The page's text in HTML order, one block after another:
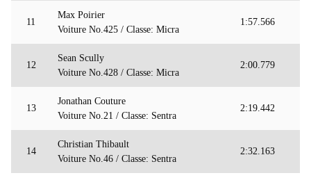
11
Max Poirier
Voiture No.425 / Classe: Micra
1:57.566
12
Sean Scully
Voiture No.428 / Classe: Micra
2:00.779
13
Jonathan Couture
Voiture No.21 / Classe: Sentra
2:19.442
14
Christian Thibault
Voiture No.46 / Classe: Sentra
2:32.163